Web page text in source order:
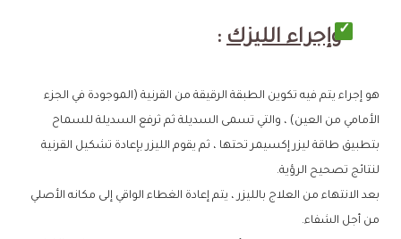
وإجراء الليزك:
هو إجراء يتم فيه تكوين الطبقة الرقيقة من القرنية (الموجودة في الجزء
الأمامي من العين) ، والتي تسمى السديلة ثم ثرفع السديلة للسماح
بتطبيق طاقة ليزر إكسيمر تحتها ، ثم يقوم الليزر بإعادة تشكيل القرنية
لنتائج تصحيح الرؤية.
بعد الانتهاء من العلاج بالليزر ، يتم إعادة الغطاء الواقي إلى مكانه الأصلي
من أجل الشفاء.